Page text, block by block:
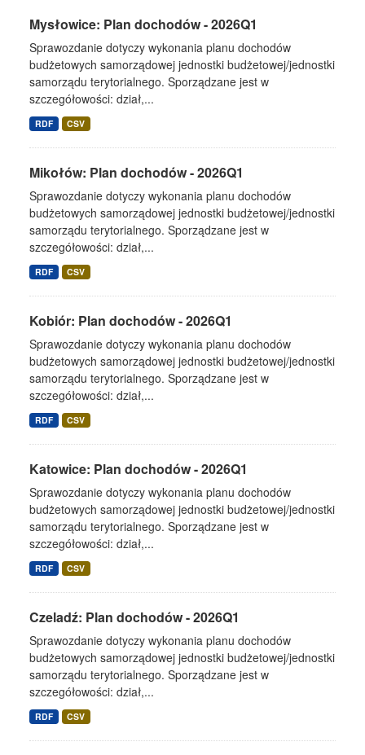
Mysłowice: Plan dochodów - 2026Q1
Sprawozdanie dotyczy wykonania planu dochodów
budżetowych samorządowej jednostki budżetowej/jednostki
samorządu terytorialnego. Sporządzane jest w
szczegółowości: dział,...
RDF CSV
Mikołów: Plan dochodów - 2026Q1
Sprawozdanie dotyczy wykonania planu dochodów
budżetowych samorządowej jednostki budżetowej/jednostki
samorządu terytorialnego. Sporządzane jest w
szczegółowości: dział,...
RDF CSV
Kobiór: Plan dochodów - 2026Q1
Sprawozdanie dotyczy wykonania planu dochodów
budżetowych samorządowej jednostki budżetowej/jednostki
samorządu terytorialnego. Sporządzane jest w
szczegółowości: dział,...
RDF CSV
Katowice: Plan dochodów - 2026Q1
Sprawozdanie dotyczy wykonania planu dochodów
budżetowych samorządowej jednostki budżetowej/jednostki
samorządu terytorialnego. Sporządzane jest w
szczegółowości: dział,...
RDF CSV
Czeladź: Plan dochodów - 2026Q1
Sprawozdanie dotyczy wykonania planu dochodów
budżetowych samorządowej jednostki budżetowej/jednostki
samorządu terytorialnego. Sporządzane jest w
szczegółowości: dział,...
RDF CSV